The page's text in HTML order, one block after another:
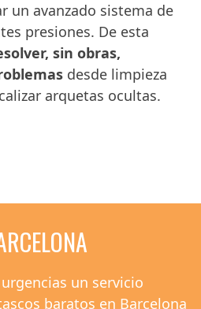
un avanzado sistema de
presiones. De esta
sin obras,
desde limpieza
arquetas ocultas.
un servicio
baratos en Barcelona